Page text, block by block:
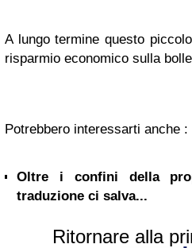
A lungo termine questo
risparmio economico sulla
Potrebbero interessarti anche :
Oltre i confini della
traduzione ci salva...
Ritornare alla